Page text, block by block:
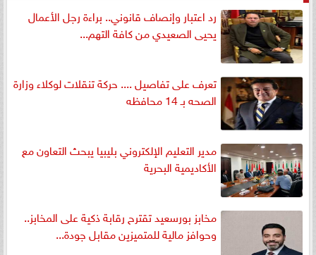
رد اعتبار وإنصاف قانوني.. براءة رجل الأعمال
يحيى الصعيدي من كافة التهم...
تعرف على تفاصيل .... حركة تنقلات لوكلاء وزارة
الصحه بـ 14 محافظه
مدير التعليم الإلكتروني بليبيا يبحث التعاون مع
الأكاديمية البحرية
مخابز بورسعيد تقترح رقابة ذكية على المخابز..
وحوافز مالية للمتميزين مقابل جودة...